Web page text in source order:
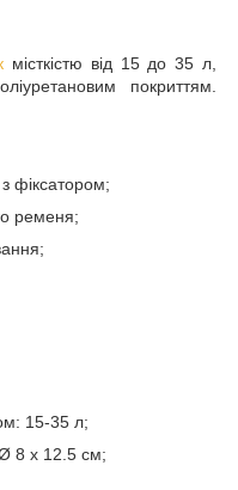
місткістю від 15 до 35 л,
покриттям.
фіксатором;
ременя;
15-35 л;
Ø 8 x 12.5 см;